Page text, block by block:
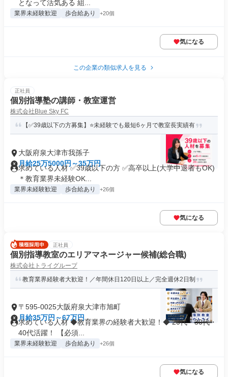
となって活気ある 組...
業界未経験歓迎 歩合給あり +20個
気になる
この企業の類似求人を見る
正社員
個別指導塾の講師・教室運営
株式会社Blue Sky FC
【✅39歳以下の方募集】⭐未経験でも最短6ヶ月で教室長実績有
大阪府泉大津市我孫子
月給25万5000円～35万円
求めている人材 ✅39歳以下の方 ✅高卒以上(大学中退者もOK)
＊教育業界未経験OK...
業界未経験歓迎 歩合給あり +26個
気になる
正社員
個別指導教室のエリアマネージャー候補(総合職)
株式会社トライグループ
教育業界経験者大歓迎！／年間休日120日以上／完全週休2日制
〒595-0025大阪府泉大津市旭町
月給35万円～67万円
求めている人材 ◆教育業界の経験者大歓迎！◆ 20代・30代・
40代活躍！ 【必須...
業界未経験歓迎 歩合給あり +26個
気になる